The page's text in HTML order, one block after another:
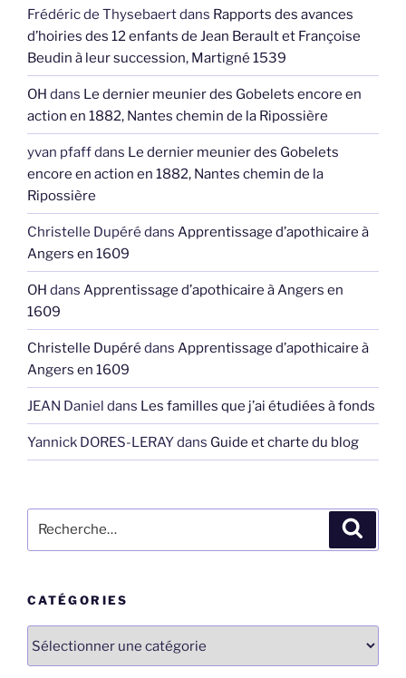
Frédéric de Thysebaertdans Rapports des avances
d’hoiries des 12 enfants de Jean Berault et Françoise
Beudin à leur succession, Martigné 1539
OH dans Le dernier meunier des Gobelets encore en
action en 1882, Nantes chemin de la Ripossière
yvan pfaffdans Le dernier meunier des Gobelets
encore en action en 1882, Nantes chemin de la
Ripossière
Christelle Dupéré dans Apprentissage d’apothicaire à
Angers en 1609
OH dans Apprentissage d’apothicaire à Angers en
1609
Christelle Dupéré dans Apprentissage d’apothicaire à
Angers en 1609
JEAN Daniel dans Les familles que j’ai étudiées à fonds
Yannick DORES-LERAYdans Guide et charte du blog
pour
CATÉGORIES